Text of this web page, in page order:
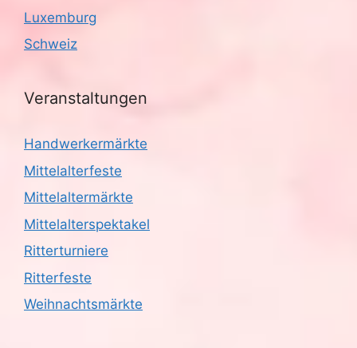
Luxemburg
Schweiz
Veranstaltungen
Handwerkermärkte
Mittelalterfeste
Mittelaltermärkte
Mittelalterspektakel
Ritterturniere
Ritterfeste
Weihnachtsmärkte